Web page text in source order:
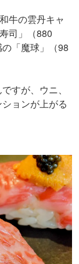
牛の雲丹キャ
司」（880
「魔球」（98
すが、ウニ、
ョンが上がる